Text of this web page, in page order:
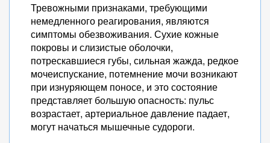
Тревожными признаками, требующими
немедленного реагирования, являются
симптомы обезвоживания. Сухие кожные
покровы и слизистые оболочки,
потрескавшиеся губы, сильная жажда, редкое
мочеиспускание, потемнение мочи возникают
при изнуряющем поносе, и это состояние
представляет большую опасность: пульс
возрастает, артериальное давление падает,
могут начаться мышечные судороги.